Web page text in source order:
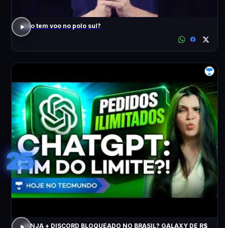
Não tem voo no polo sul?
25
JANJA + DISCORD BLOQUEADO NO BRASIL? GALAXY DE R$